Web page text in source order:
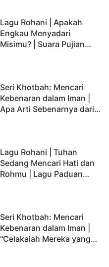
Lagu Rohani | Apakah
Engkau Menyadari
Misimu? | Suara Pujian
Seri Khotbah: Mencari
Kebenaran dalam Iman |
Apa Arti Sebenarnya dari
Lagu Rohani | Tuhan
Sedang Mencari Hati dan
Rohmu | Lagu Paduan
Seri Khotbah: Mencari
Kebenaran dalam Iman |
"Celakalah Mereka yang